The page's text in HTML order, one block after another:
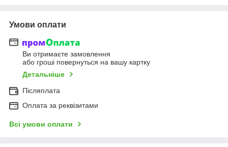
Умови оплати
Ви отримаєте замовлення
або гроші повернуться на вашу картку
Детальніше
Післяплата
Оплата за реквізитами
Всі умови оплати